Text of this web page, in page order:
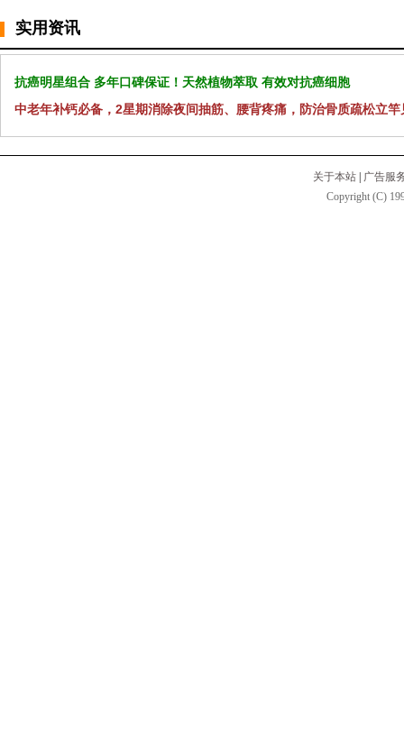
实用资讯
抗癌明星组合 多年口碑保证！天然植物萃取 有效对抗癌细胞
中老年补钙必备，2星期消除夜间抽筋、腰背疼痛，防治骨质疏松立竿
关于本站
广告服
Copyright (C)